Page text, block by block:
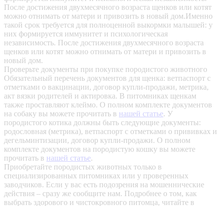
После достижения двухмесячного возраста щенков или котят
можно отнимать от матери и привозить в новый дом.Именно
такой срок требуется для полноценной выкормки малышей: у
них формируется иммунитет и психологическая
независимость. После достижения двухмесячного возраста
щенков или котят можно отнимать от матери и привозить в
новый дом.
Проверьте документы при покупке породистого животного
Обязательный перечень документов для щенка: ветпаспорт с
отметками о вакцинации, договор купли-продажи, метрика,
акт вязки родителей и актировка. В питомниках щенкам
также проставляют клеймо. О полном комплекте документов
на собаку вы можете прочитать в нашей статье. У
породистого котика должны быть следующие документы:
родословная (метрика), ветпаспорт с отметками о прививках и
дегельминтизации, договор купли-продажи. О полном
комплекте документов на породистую кошку вы можете
прочитать в нашей статье.
Приобретайте породистых животных только в
специализированных питомниках или у проверенных
заводчиков. Если у вас есть подозрения на мошеннические
действия – сразу же сообщите нам. Подробнее о том, как
выбрать здорового и чистокровного питомца, читайте в